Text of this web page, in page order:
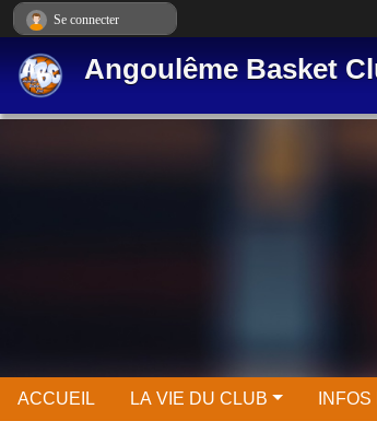
Angoulême Basket
ACCUEIL LA VIE DU CLUB
Se connecter
Panneau de gestion des cookies